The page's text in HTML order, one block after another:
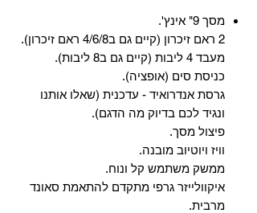
מסך 9" אינץ'.
2 ראם זיכרון (קיים גם ב4/6/8 ראם זיכרון).
מעבד 4 ליבות (קיים גם ב8 ליבות).
כניסת סים (אופציה).
גרסת אנדרואיד - עדכנית (שאלו אותנו
ונגיד לכם בדיוק מה הדגם).
פיצול מסך.
וויז ויוטיוב מובנה.
ממשק משתמש קל ונוח.
איקוולייזר גרפי מתקדם להתאמת סאונד
מרבית.